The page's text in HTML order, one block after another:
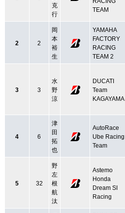
克
行
TEAM
2 2
岡
本
裕
生
YAMAHA
FACTORY
RACING
TEAM 2
3 3
水
野
涼
DUCATI
Team
KAGAYAMA
4 6
津
田
拓
也
AutoRace
Ube Racing
Team
5 32
野
左
根
航
汰
Astemo
Honda
Dream SI
Racing